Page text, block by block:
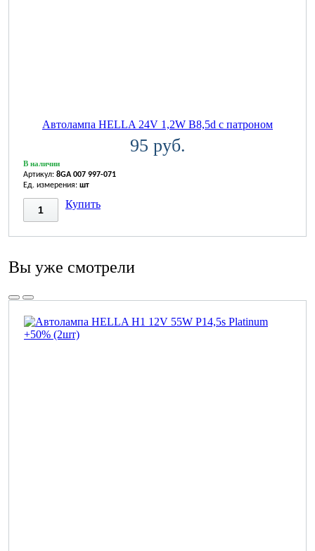
Автолампа HELLA 24V 1,2W B8,5d с патроном
95 руб.
В наличии
Артикул: 8GA 007 997-071
Ед. измерения: шт
Купить
Вы уже смотрели